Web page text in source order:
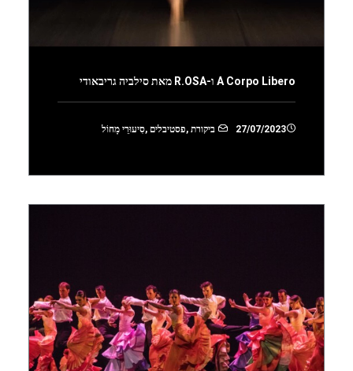
A Corpo Libero ו-R.OSA מאת סילביה גריבאודי
27/07/2023 ביקורת ,פסטיבלים ,סִיעוּרֵי מָחוֹל